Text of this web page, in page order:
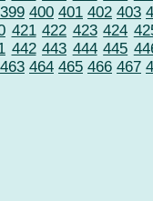
399 400 401 402 403
421 422 423 424
442 443 444 445
463 464 465 466 467